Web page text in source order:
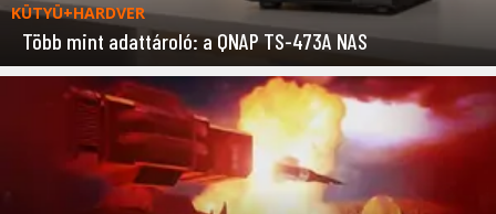
KÜTYÜ+HARDVER
Több mint adattároló: a QNAP TS-473A NAS